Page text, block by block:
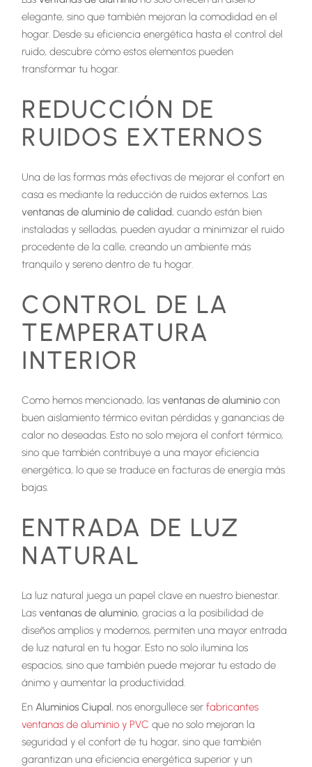
elegante, sino que también mejoran la comodidad en el
hogar. Desde su eficiencia energética hasta el control del
ruido, descubre cómo estos elementos pueden
transformar tu hogar.
REDUCCIÓN DE
RUIDOS EXTERNOS
Una de las formas más efectivas de mejorar el confort en
casa es mediante la reducción de ruidos externos. Las
ventanas de aluminio de calidad, cuando están bien
instaladas y selladas, pueden ayudar a minimizar el ruido
procedente de la calle, creando un ambiente más
tranquilo y sereno dentro de tu hogar.
CONTROL DE LA
TEMPERATURA
INTERIOR
Como hemos mencionado, lasventanas de aluminio con
buen aislamiento térmico evitan pérdidas y ganancias de
calor no deseadas. Esto no solo mejora el confort térmico,
sino que también contribuye a una mayor eficiencia
energética, lo que se traduce en facturas de energía más
bajas.
ENTRADA DE LUZ
NATURAL
La luz natural juega un papel clave en nuestro bienestar.
Lasventanas de aluminio, gracias a la posibilidad de
diseños amplios y modernos, permiten una mayor entrada
de luz natural en tu hogar. Esto no solo ilumina los
espacios, sino que también puede mejorar tu estado de
ánimo y aumentar la productividad.
EnAluminios Ciupal, nos enorgullece serfabricantes
ventanas de aluminio y PVC que no solo mejoran la
seguridad y el confort de tu hogar, sino que también
garantizan una eficiencia energética superior y un